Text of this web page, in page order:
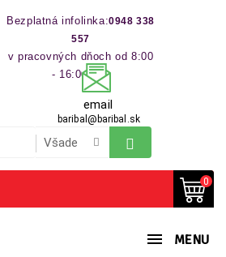
Bezplatná infolinka:0948 338
557
v pracovných dňoch od 8:00
- 16:00 hod
email
baribal@baribal.sk
0
MENU